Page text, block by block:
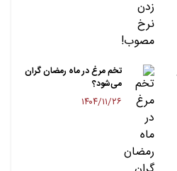
تخم مرغ در ماه رمضان گران
می‌شود؟
۱۴۰۴/۱۱/۲۶